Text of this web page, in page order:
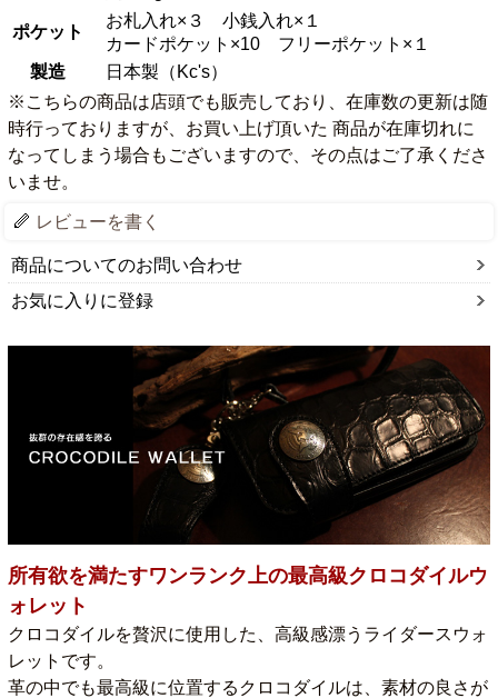
ポケット
お札入れ×３ 小銭入れ×１
カードポケット×10 フリーポケット×１
製造
日本製（Kc's）
※こちらの商品は店頭でも販売しており、在庫数の更新は随
時行っておりますが、お買い上げ頂いた 商品が在庫切れに
なってしまう場合もございますので、その点はご了承くださ
いませ。
レビューを書く
商品についてのお問い合わせ
お気に入りに登録
所有欲を満たすワンランク上の最高級クロコダイルウ
ォレット
クロコダイルを贅沢に使用した、高級感漂うライダースウォ
レットです。
革の中でも最高級に位置するクロコダイルは、素材の良さが